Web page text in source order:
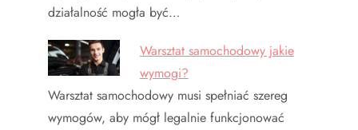
działalność mogła być…
Warsztat samochodowy jakie
wymogi?
Warsztat samochodowy musi spełniać szereg
wymogów, aby mógł legalnie funkcjonować